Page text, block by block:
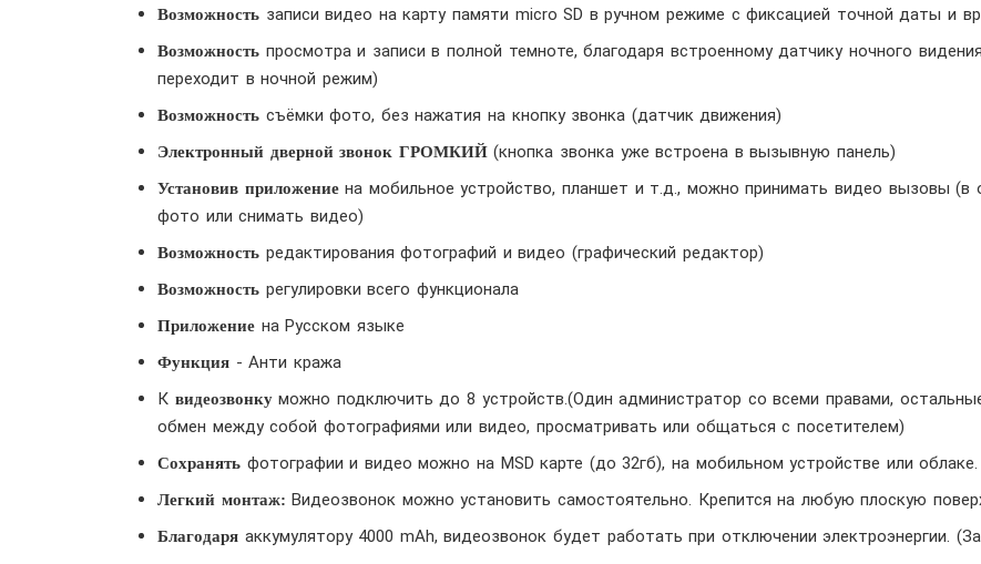
Возможность записи видео на карту памяти micro SD в ручном режиме с фиксацией точной даты и
Возможность просмотра и записи в полной темноте, благодаря встроенному датчику ночного
переходит в ночной режим)
Возможность съёмки фото, без нажатия на кнопку звонка (датчик движения)
Электронный дверной звонок ГРОМКИЙ(кнопка звонка уже встроена в вызывную панель)
Установив приложениена мобильное устройство, планшет и т.д., можно принимать видео вызовы (в
фото или снимать видео)
Возможность редактирования фотографий и видео (графический редактор)
Возможность регулировки всего функционала
Приложение на Русском языке
Функция - Анти кража
К видеозвонкуможно подключить до 8 устройств.(Один администратор со всеми правами,
обмен между собой фотографиями или видео, просматривать или общаться с посетителем)
Сохранять фотографии и видео можно на MSD карте (до 32гб), на мобильном устройстве или облаке.
Легкий монтаж: Видеозвонок можно установить самостоятельно. Крепится на любую плоскую
Благодаря аккумулятору 4000 mAh, видеозвонок будет работать при отключении электроэнергии.